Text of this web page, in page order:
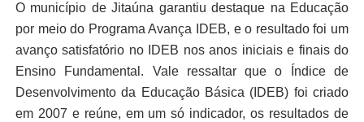
O município de Jitaúna garantiu destaque na Educação
por meio do Programa Avança IDEB, e o resultado foi um
avanço satisfatório no IDEB nos anos iniciais e finais do
Ensino Fundamental. Vale ressaltar que o Índice de
Desenvolvimento da Educação Básica (IDEB) foi criado
em 2007 e reúne, em um só indicador, os resultados de